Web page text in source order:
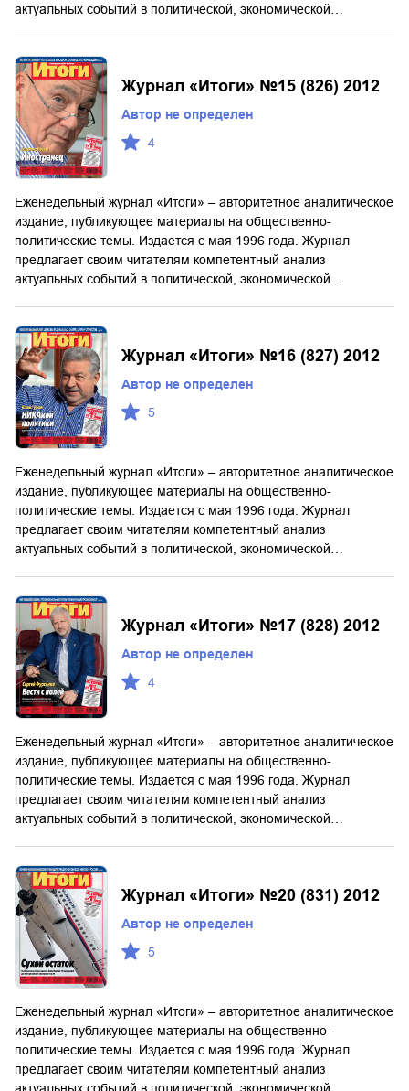
актуальных событий в политической, экономической…
Журнал «Итоги» №15 (826) 2012
Автор не определен
4
Еженедельный журнал «Итоги» – авторитетное аналитическое
издание, публикующее материалы на общественно-
политические темы. Издается с мая 1996 года. Журнал
предлагает своим читателям компетентный анализ
актуальных событий в политической, экономической…
Журнал «Итоги» №16 (827) 2012
Автор не определен
5
Еженедельный журнал «Итоги» – авторитетное аналитическое
издание, публикующее материалы на общественно-
политические темы. Издается с мая 1996 года. Журнал
предлагает своим читателям компетентный анализ
актуальных событий в политической, экономической…
Журнал «Итоги» №17 (828) 2012
Автор не определен
4
Еженедельный журнал «Итоги» – авторитетное аналитическое
издание, публикующее материалы на общественно-
политические темы. Издается с мая 1996 года. Журнал
предлагает своим читателям компетентный анализ
актуальных событий в политической, экономической…
Журнал «Итоги» №20 (831) 2012
Автор не определен
5
Еженедельный журнал «Итоги» – авторитетное аналитическое
издание, публикующее материалы на общественно-
политические темы. Издается с мая 1996 года. Журнал
предлагает своим читателям компетентный анализ
актуальных событий в политической, экономической…